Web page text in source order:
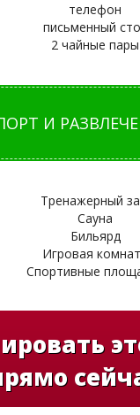
телефон
письменный
2 чайные пары
И
Тренажерный
Сауна
Бильярд
Игровая
Спортивные